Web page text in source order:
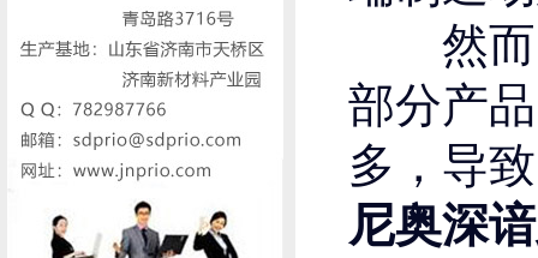
然而
部分产
多，导
尼奥深